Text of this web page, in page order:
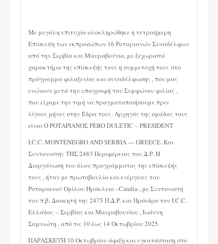
Με μεγάλη επιτυχία ολοκληρώθηκε η τετραήμερη
Επίσκεψη των εκπροσώπων 16 Ροταριανών Συναδέλφων
από την Σερβία και Μαυροβούνιο, με ξεχωριστό
χαρακτήρα της επίσκεψής τους η συμμετοχή τους στο
πρόγραμμα φιλοξενίας και συναδέλφωσης , που μας
ενώνουν μετά την υπογραφή του Συμφώνου φιλίας ,
που είχαμε την τιμή να πραγματοποιήσουμε πριν
λίγους μήνες στην Έδρα τους. Αρχηγός της ομάδας τους
είναι Ο ΡΟΤΑΡΙΑΝΟΣ PERO DULETIC – PRESIDENT
I.C.C. MONTENEGRO AND SERBIA — GREECE. Και
Συντονιστής ΤΗΣ 2483 Περιφέρειας του Δ.Ρ. Η
Διοργάνωση του όλου προγράμματος της επίσκεψής
τους , ήταν με πρωτοβουλία και ενέργειες του
Ροταριανού Ομίλου Ηράκλειο –Candia , με Συντονιστή
τον π.β. Διοικητή της 2475 Π.Δ.Ρ. και Πρόεδρο του I.C.C.
Ελλάδας – Σερβίας και Μαυροβουνίου , Ιωάννη
Σαμνιώτη , από τις 10 έως 14 Οκτωβρίου 2025.
ΠΑΡΑΣΚΕΥΉ 10 Οκτωβρίου άφιξη και εγκατάσταση στο